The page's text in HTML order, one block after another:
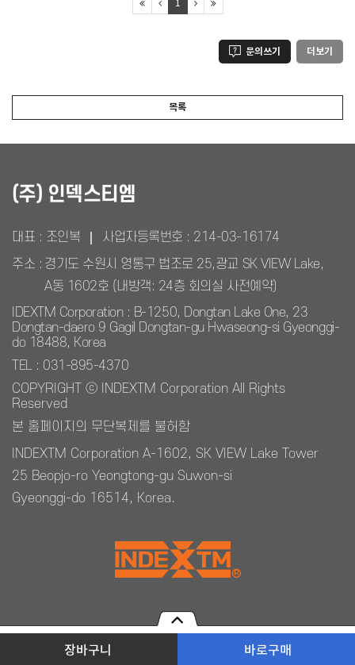
1
문의쓰기 더보기
목록
(주) 인덱스티엠
대표 : 조인복 사업자등록번호 : 214-03-16174
주소 : 경기도 수원시 영통구 법조로 25,광교 SK VIEW Lake,
A동 1602호 (내방객: 24층 회의실 사전예약)
IDEXTM Corporation : B-1250, Dongtan Lake One, 23
Dongtan-daero 9 Gagil Dongtan-gu Hwaseong-si Gyeonggi-
do 18488, Korea
TEL : 031-895-4370
COPYRIGHT ⓒ INDEXTM Corporation All Rights
Reserved
본 홈페이지의 무단복제를 불허함
INDEXTM Corporation A-1602, SK VIEW Lake Tower
25 Beopjo-ro Yeongtong-gu Suwon-si
Gyeonggi-do 16514, Korea.